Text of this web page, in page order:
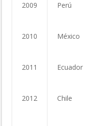
2009 Perú
2010 México
2011 Ecuador
2012 Chile